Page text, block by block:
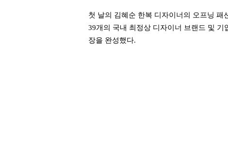
첫 날의 김혜순 한복 디자이너의 오프닝
39개의 국내 최정상 디자이너 브랜드 및
장을 완성했다.